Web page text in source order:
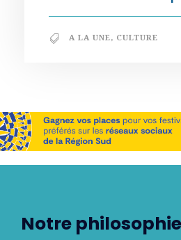
A LA UNE, CULTURE
Notre philosophie